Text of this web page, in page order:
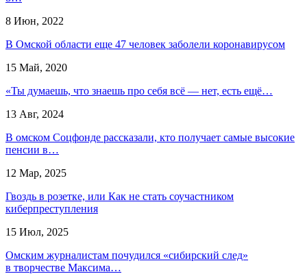
8 Июн, 2022
В Омской области еще 47 человек заболели коронавирусом
15 Май, 2020
«Ты думаешь, что знаешь про себя всё — нет, есть ещё…
13 Авг, 2024
В омском Соцфонде рассказали, кто получает самые высокие
пенсии в…
12 Мар, 2025
Гвоздь в розетке, или Как не стать соучастником
киберпреступления
15 Июл, 2025
Омским журналистам почудился «сибирский след»
в творчестве Максима…